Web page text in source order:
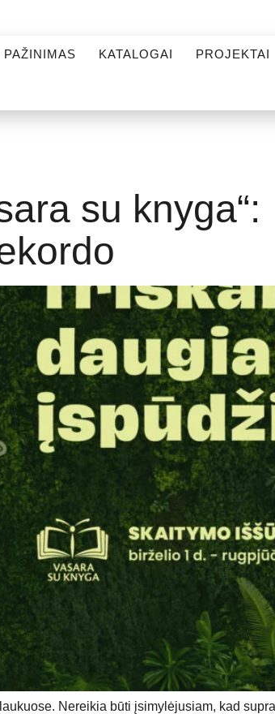
PAŽINIMAS KATALOGAI PROJEKTAI
su knyga“:
Nereikia būti įsimylėjusiam, kad